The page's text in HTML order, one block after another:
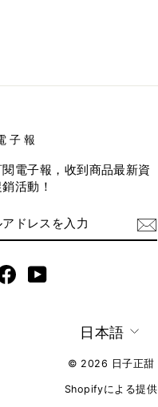
子報
電子報，收到商品最新資
活動！
FacebookYouTube
言
語
日本語
© 2026 日子正甜
Shopifyによる提供